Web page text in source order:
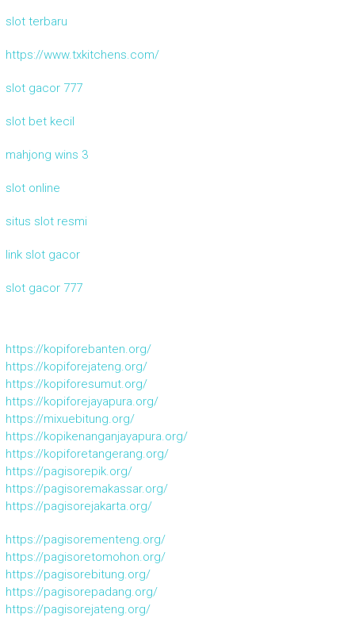
slot terbaru
https://www.txkitchens.com/
slot gacor 777
slot bet kecil
mahjong wins 3
slot online
situs slot resmi
link slot gacor
slot gacor 777
https://kopiforebanten.org/
https://kopiforejateng.org/
https://kopiforesumut.org/
https://kopiforejayapura.org/
https://mixuebitung.org/
https://kopikenanganjayapura.org/
https://kopiforetangerang.org/
https://pagisorepik.org/
https://pagisoremakassar.org/
https://pagisorejakarta.org/
https://pagisorementeng.org/
https://pagisoretomohon.org/
https://pagisorebitung.org/
https://pagisorepadang.org/
https://pagisorejateng.org/